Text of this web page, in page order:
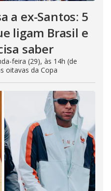
a ex-Santos: 5
ligam Brasil e
saber
feira (29), às 14h (de
oitavas da Copa